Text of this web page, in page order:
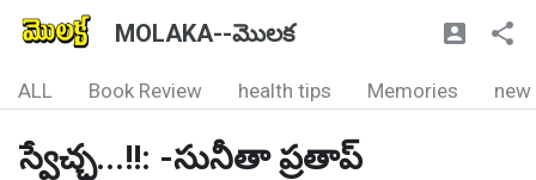
MOLAKA--మొలక
ALL Book Review health tips Memories new
స్వేచ్ఛ...!!: -సునీతా ప్రతాప్